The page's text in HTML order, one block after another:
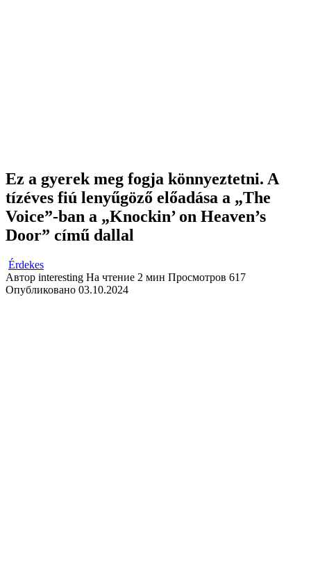
Ez a gyerek meg fogja könnyeztetni. A
tízéves fiú lenyűgöző előadása a „The
Voice”-ban a „Knockin’ on Heaven’s
Door” című dallal
Érdekes
Автор interesting На чтение 2 мин Просмотров 617
Опубликовано 03.10.2024